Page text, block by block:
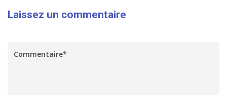
Laissez un commentaire